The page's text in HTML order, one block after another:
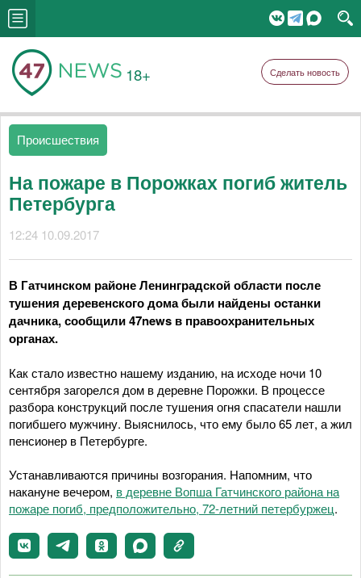
18+ Сделать новость
Происшествия
На пожаре в Порожках погиб житель
Петербурга
12:24 10.09.2017
В Гатчинском районе Ленинградской области после
тушения деревенского дома были найдены останки
дачника, сообщили 47news в правоохранительных
органах.
Как стало известно нашему изданию, на исходе ночи 10
сентября загорелся дом в деревне Порожки. В процессе
разбора конструкций после тушения огня спасатели нашли
погибшего мужчину. Выяснилось, что ему было 65 лет, а жил
пенсионер в Петербурге.
Устанавливаются причины возгорания. Напомним, что
накануне вечером, в деревне Вопша Гатчинского района на
пожаре погиб, предположительно, 72-летний петербуржец.